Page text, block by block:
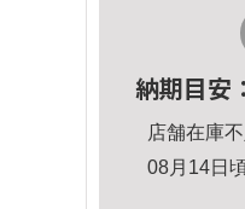
納期目安：
店舗在庫
08月14日